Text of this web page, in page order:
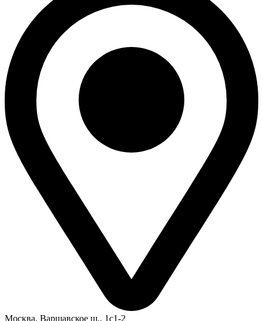
Москва, Варшавское ш., 1с1-2